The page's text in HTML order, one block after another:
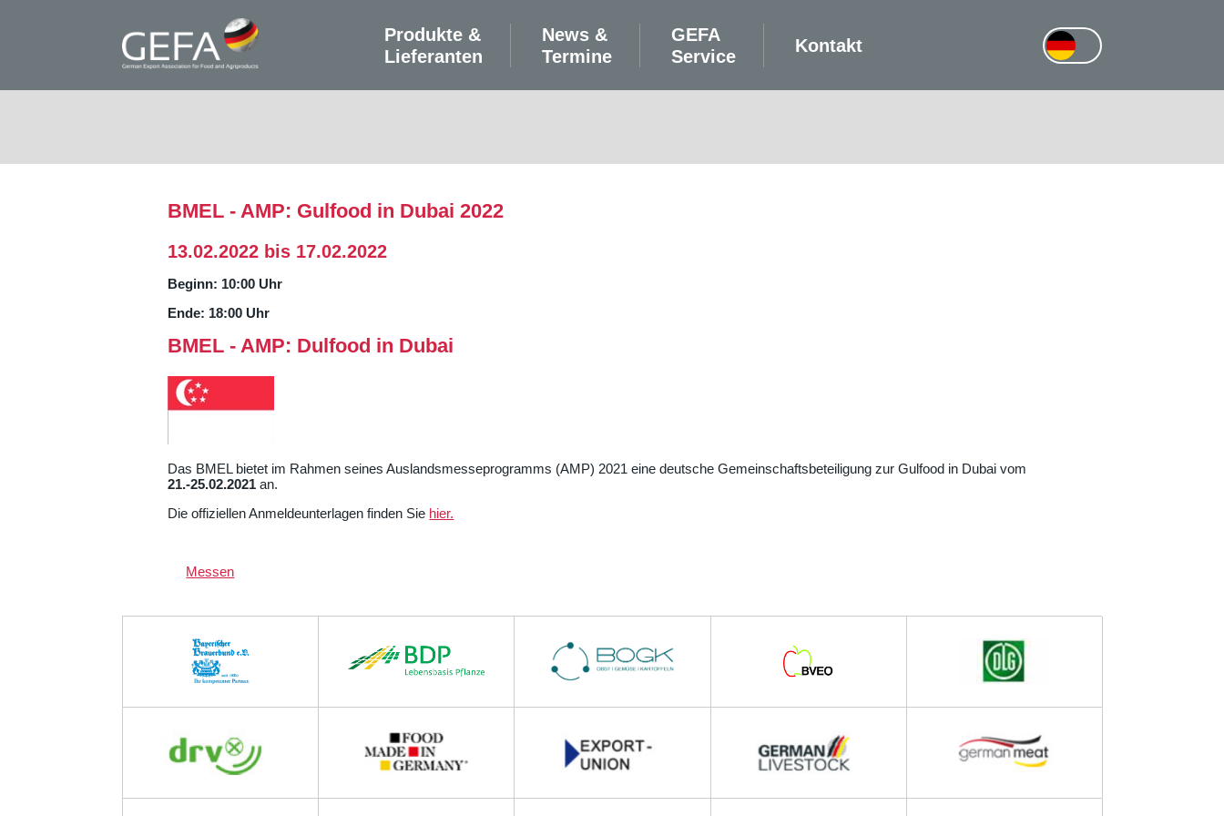
Produkte &
Lieferanten
News &
Termine
GEFA
Service
Kontakt
BMEL - AMP: Gulfood in Dubai 2022
13.02.2022 bis 17.02.2022
Beginn: 10:00 Uhr
Ende: 18:00 Uhr
BMEL - AMP: Dulfood in Dubai
Das BMEL bietet im Rahmen seines Auslandsmesseprogramms (AMP) 2021 eine deutsche Gemeinschaftsbeteiligung zur Gulfood in Dubai vom
21.-25.02.2021 an.
Die offiziellen Anmeldeunterlagen finden Sie hier.
Messen